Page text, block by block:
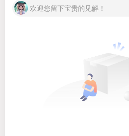
欢迎您留下宝贵的见解！